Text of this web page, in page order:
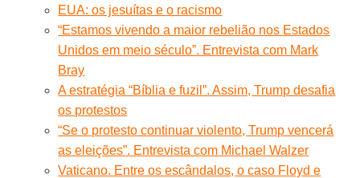
EUA: os jesuítas e o racismo
“Estamos vivendo a maior rebelião nos Estados
Unidos em meio século”. Entrevista com Mark
Bray
A estratégia “Bíblia e fuzil”. Assim, Trump desafia
os protestos
“Se o protesto continuar violento, Trump vencerá
as eleições”. Entrevista com Michael Walzer
Vaticano. Entre os escândalos, o caso Floyd e